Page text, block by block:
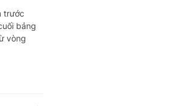
trước
bảng
vòng